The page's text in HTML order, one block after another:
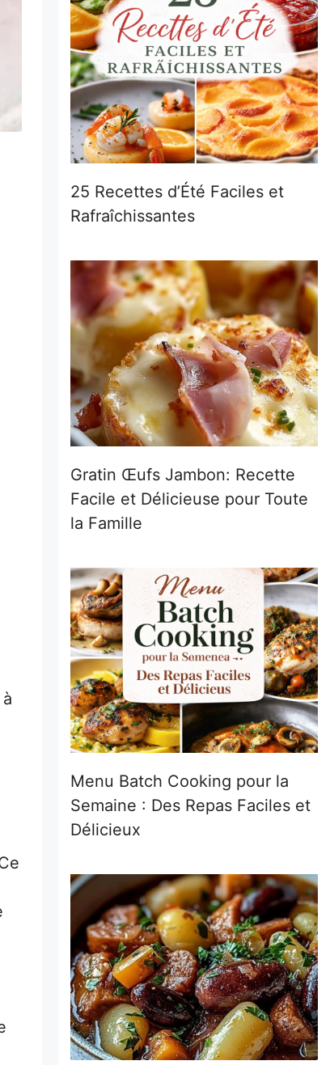
25 Recettes d’Été Faciles et
Rafraîchissantes
Gratin Œufs Jambon: Recette
Facile et Délicieuse pour Toute
la Famille
Menu Batch Cooking pour la
Semaine : Des Repas Faciles et
Délicieux